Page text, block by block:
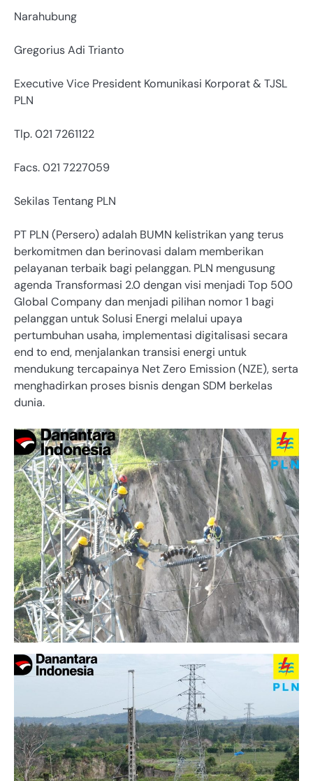
Narahubung
Gregorius Adi Trianto
Executive Vice President Komunikasi Korporat & TJSL
PLN
Tlp. 021 7261122
Facs. 021 7227059
Sekilas Tentang PLN
PT PLN (Persero) adalah BUMN kelistrikan yang terus
berkomitmen dan berinovasi dalam memberikan
pelayanan terbaik bagi pelanggan. PLN mengusung
agenda Transformasi 2.0 dengan visi menjadi Top 500
Global Company dan menjadi pilihan nomor 1 bagi
pelanggan untuk Solusi Energi melalui upaya
pertumbuhan usaha, implementasi digitalisasi secara
end to end, menjalankan transisi energi untuk
mendukung tercapainya Net Zero Emission (NZE), serta
menghadirkan proses bisnis dengan SDM berkelas
dunia.